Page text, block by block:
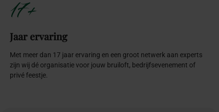
17+
Jaar ervaring
Met meer dan 17 jaar ervaring en een groot netwerk aan experts
zijn wij dé organisatie voor jouw bruiloft, bedrijfsevenement of
privé feestje.